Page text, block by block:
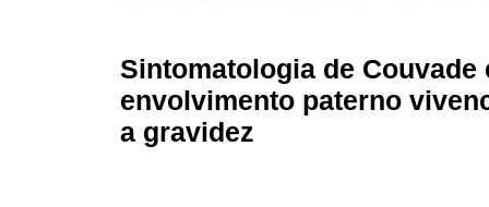
Sintomatologia de Couvade
envolvimento paterno
a gravidez